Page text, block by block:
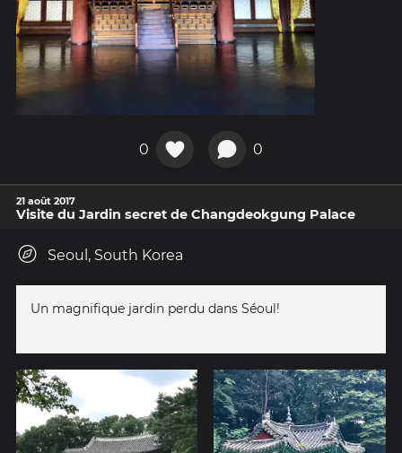
0 0
21 août 2017
Visite du Jardin secret de Changdeokgung Palace
Seoul, South Korea
Un magnifique jardin perdu dans Séoul!